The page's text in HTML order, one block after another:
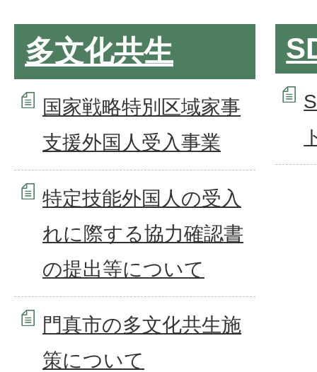
多文化共生
国家戦略特別区域家事
支援外国人受入事業
特定技能外国人の受入
れに際する協力確認書
の提出等について
門真市の多文化共生施
策について